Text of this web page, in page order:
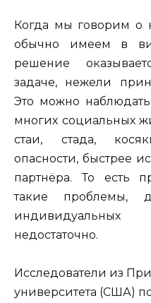
Когда мы говорим о
обычно имеем в
решение
задаче, нежели
Это можно
многих социальных
стаи, стада,
опасности, быстрее
партнёра. То есть
такие проблемы,
недостаточно.
Исследователи из
университета (США)